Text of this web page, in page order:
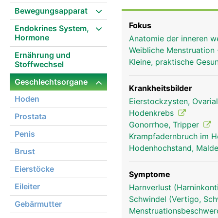
Bewegungsapparat
Endokrines System,
Hormone
Ernährung und
Stoffwechsel
Geschlechtsorgane
Hoden
Prostata
Penis
Brust
Eierstöcke
Eileiter
Gebärmutter
Geschlechtsorgane
Befriedigung der
Fokus
Anatomie der inneren
Weibliche
Kleine, praktische
Krankheitsbilder
Eierstockzysten,
Hodenkrebs
Gonorrhoe, Tripper
Krampfadernbruch im
Hodenhochstand,
Symptome
Harnverlust
Schwindel (Vertigo,